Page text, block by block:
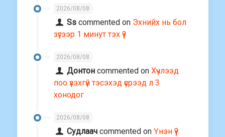
2026/08/08
Ss commented on Эхнийх нь бол
зүгээр 1 минут тэх үү?
2026/08/08
Донтон commented onХүчлээд
поо үзэхгүй тэсэхэд үсрээд л 3
хонодог
2026/08/08
Судлаач commented onҮнэн үү?